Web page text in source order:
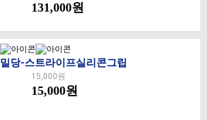
131,000원
밀당-스트라이프실리콘그립
15,000원
15,000원